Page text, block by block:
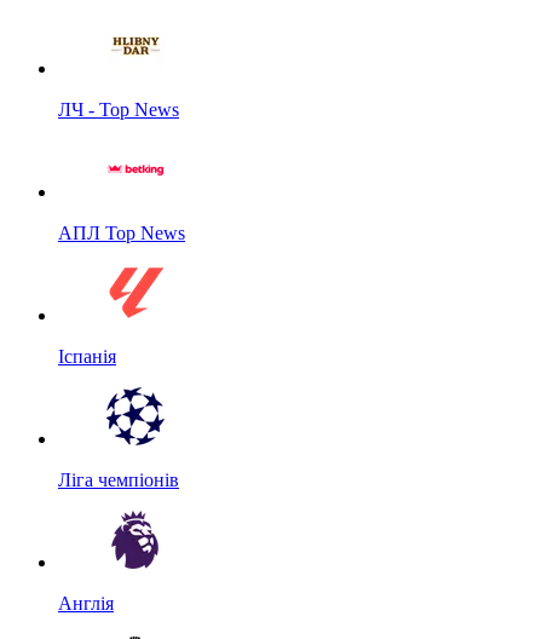
ЛЧ - Top News
АПЛ Top News
Іспанія
Ліга чемпіонів
Англія